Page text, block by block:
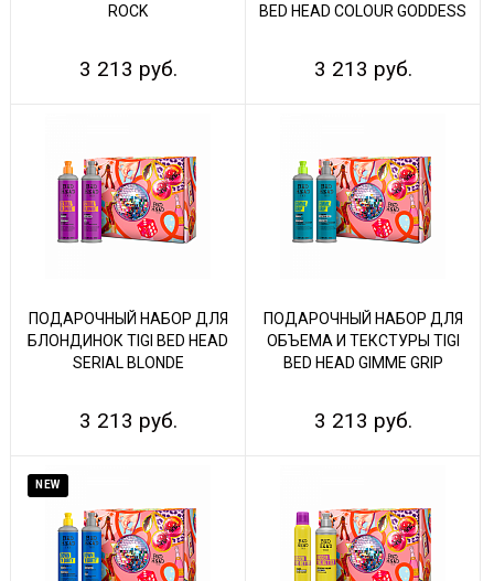
ROCK
3 213 руб.
BED HEAD COLOUR GODDESS
3 213 руб.
ПОДАРОЧНЫЙ НАБОР ДЛЯ
БЛОНДИНОК TIGI BED HEAD
SERIAL BLONDE
3 213 руб.
ПОДАРОЧНЫЙ НАБОР ДЛЯ
ОБЪЕМА И ТЕКСТУРЫ TIGI
BED HEAD GIMME GRIP
3 213 руб.
NEW